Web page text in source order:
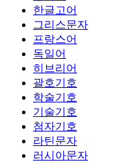
한글고어
그리스문자
프랑스어
독일어
히브리어
괄호기호
학술기호
기술기호
첨자기호
라틴문자
러시아문자